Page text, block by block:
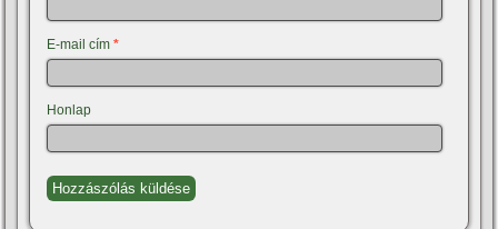
E-mail cím*
Honlap